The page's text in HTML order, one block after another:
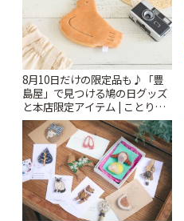
8月10日だけの限定品も♪「豊
島屋」で見つける鳩の日グッズ
と本店限定アイテム | ことりっ
ぷ